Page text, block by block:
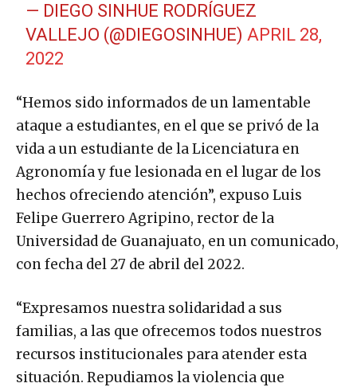
— DIEGO SINHUE RODRÍGUEZ
VALLEJO (@DIEGOSINHUE)APRIL 28,
2022
“Hemos sido informados de un lamentable
ataque a estudiantes, en el que se privó de la
vida a un estudiante de la Licenciatura en
Agronomía y fue lesionada en el lugar de los
hechos ofreciendo atención”, expuso Luis
Felipe Guerrero Agripino, rector de la
Universidad de Guanajuato, en un comunicado,
con fecha del 27 de abril del 2022.
“Expresamos nuestra solidaridad a sus
familias, a las que ofrecemos todos nuestros
recursos institucionales para atender esta
situación. Repudiamos la violencia que